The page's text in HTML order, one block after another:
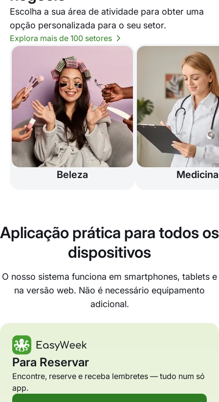
Escolha a sua área de atividade para obter uma
opção personalizada para o seu setor.
Explora mais de 100 setores
Beleza Medicina
Aplicação prática para todos os
dispositivos
O nosso sistema funciona em smartphones, tablets e
na versão web. Não é necessário equipamento
adicional.
Para Reservar
Encontre, reserve e receba lembretes — tudo num só
app.